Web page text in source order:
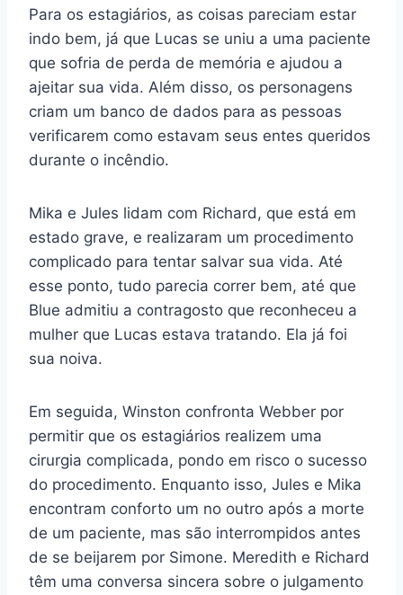
Para os estagiários, as coisas pareciam estar
indo bem, já que Lucas se uniu a uma paciente
que sofria de perda de memória e ajudou a
ajeitar sua vida. Além disso, os personagens
criam um banco de dados para as pessoas
verificarem como estavam seus entes queridos
durante o incêndio.
Mika e Jules lidam com Richard, que está em
estado grave, e realizaram um procedimento
complicado para tentar salvar sua vida. Até
esse ponto, tudo parecia correr bem, até que
Blue admitiu a contragosto que reconheceu a
mulher que Lucas estava tratando. Ela já foi
sua noiva.
Em seguida, Winston confronta Webber por
permitir que os estagiários realizem uma
cirurgia complicada, pondo em risco o sucesso
do procedimento. Enquanto isso, Jules e Mika
encontram conforto um no outro após a morte
de um paciente, mas são interrompidos antes
de se beijarem por Simone. Meredith e Richard
têm uma conversa sincera sobre o julgamento